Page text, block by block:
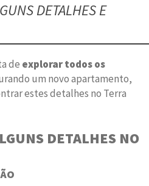
DETALHES E
de explorar todos os
um novo apartamento,
estes detalhes no Terra
DETALHES NO